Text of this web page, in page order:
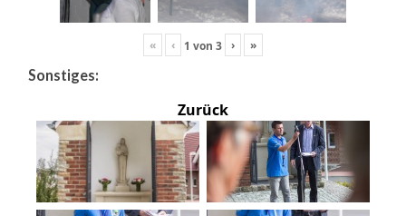
« ‹ 1 von 3 › »
Sonstiges:
Zurück